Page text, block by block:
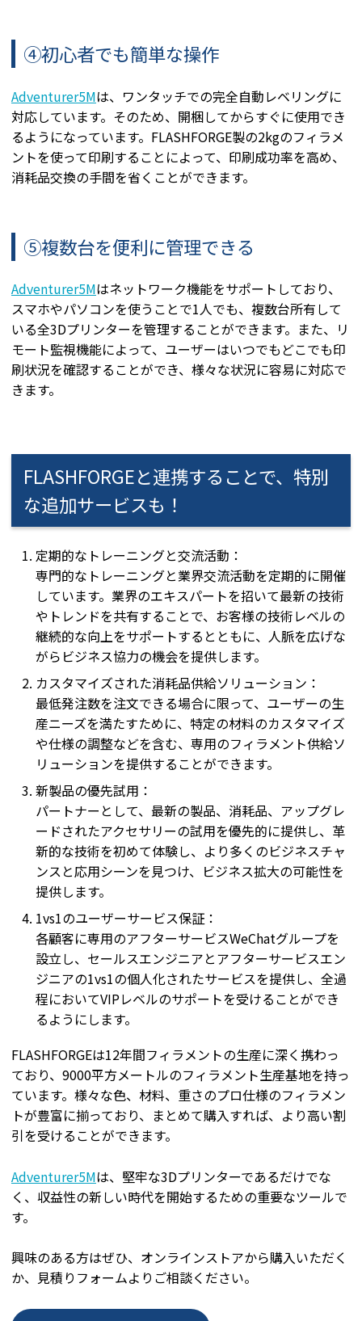
④初心者でも簡単な操作
Adventurer5Mは、ワンタッチでの完全自動レベリングに
対応しています。そのため、開梱してからすぐに使用でき
るようになっています。FLASHFORGE製の2kgのフィラメ
ントを使って印刷することによって、印刷成功率を高め、
消耗品交換の手間を省くことができます。
⑤複数台を便利に管理できる
Adventurer5Mはネットワーク機能をサポートしており、
スマホやパソコンを使うことで1人でも、複数台所有して
いる全3Dプリンターを管理することができます。また、リ
モート監視機能によって、ユーザーはいつでもどこでも印
刷状況を確認することができ、様々な状況に容易に対応で
きます。
FLASHFORGEと連携することで、特別
な追加サービスも！
定期的なトレーニングと交流活動：
専門的なトレーニングと業界交流活動を定期的に開催
しています。業界のエキスパートを招いて最新の技術
やトレンドを共有することで、お客様の技術レベルの
継続的な向上をサポートするとともに、人脈を広げな
がらビジネス協力の機会を提供します。
カスタマイズされた消耗品供給ソリューション：
最低発注数を注文できる場合に限って、ユーザーの生
産ニーズを満たすために、特定の材料のカスタマイズ
や仕様の調整などを含む、専用のフィラメント供給ソ
リューションを提供することができます。
新製品の優先試用：
パートナーとして、最新の製品、消耗品、アップグレ
ードされたアクセサリーの試用を優先的に提供し、革
新的な技術を初めて体験し、より多くのビジネスチャ
ンスと応用シーンを見つけ、ビジネス拡大の可能性を
提供します。
1vs1のユーザーサービス保証：
各顧客に専用のアフターサービスWeChatグループを
設立し、セールスエンジニアとアフターサービスエン
ジニアの1vs1の個人化されたサービスを提供し、全過
程においてVIPレベルのサポートを受けることができ
るようにします。
FLASHFORGEは12年間フィラメントの生産に深く携わっ
ており、9000平方メートルのフィラメント生産基地を持っ
ています。様々な色、材料、重さのプロ仕様のフィラメン
トが豊富に揃っており、まとめて購入すれば、より高い割
引を受けることができます。
Adventurer5Mは、堅牢な3Dプリンターであるだけでな
く、収益性の新しい時代を開始するための重要なツールで
す。
興味のある方はぜひ、オンラインストアから購入いただく
か、見積りフォームよりご相談ください。